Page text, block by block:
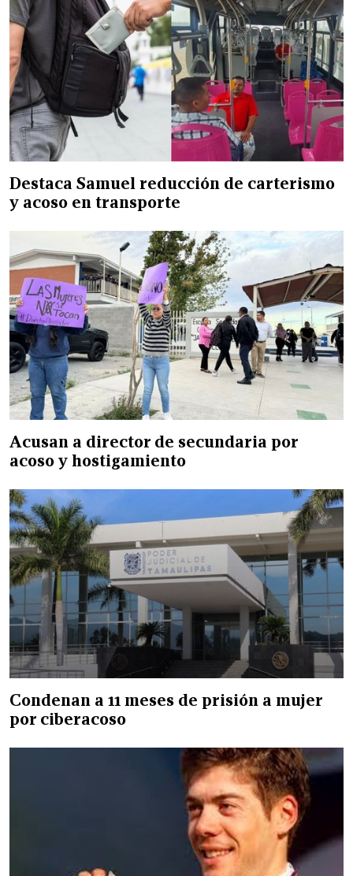
Destaca Samuel reducción de carterismo
y acoso en transporte
Acusan a director de secundaria por
acoso y hostigamiento
Condenan a 11 meses de prisión a mujer
por ciberacoso